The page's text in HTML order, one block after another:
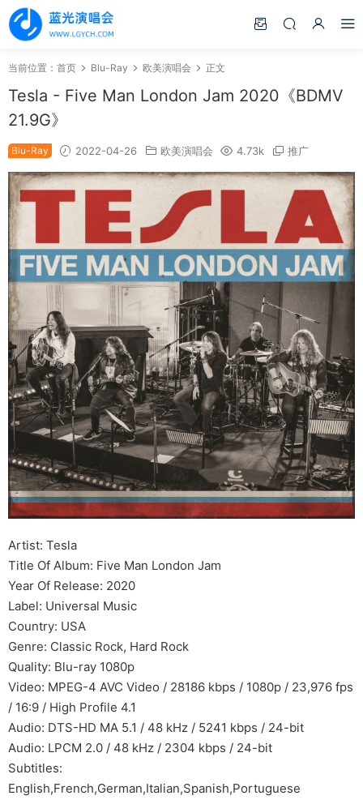
当前位置： 首页 Blu-Ray 欧美演唱会 正文
Tesla - Five Man London Jam 2020《BDMV
21.9G》
Blu-Ray 2022-04-26 欧美演唱会 4.73k 推广
Artist: Tesla
Title Of Album: Five Man London Jam
Year Of Release: 2020
Label: Universal Music
Country: USA
Genre: Classic Rock, Hard Rock
Quality: Blu-ray 1080p
Video: MPEG-4 AVC Video / 28186 kbps / 1080p / 23,976 fps
/ 16:9 / High Profile 4.1
Audio: DTS-HD MA 5.1 / 48 kHz / 5241 kbps / 24-bit
Audio: LPCM 2.0 / 48 kHz / 2304 kbps / 24-bit
Subtitles:
English,French,German,Italian,Spanish,Portuguese